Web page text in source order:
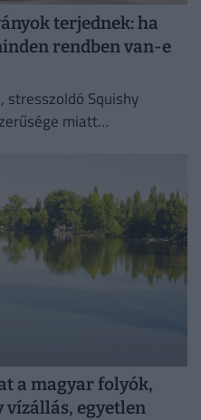
terjednek: ha
rendben van-e
stresszoldó Squishy
miatt
a magyar folyók,
vízállás, egyetlen